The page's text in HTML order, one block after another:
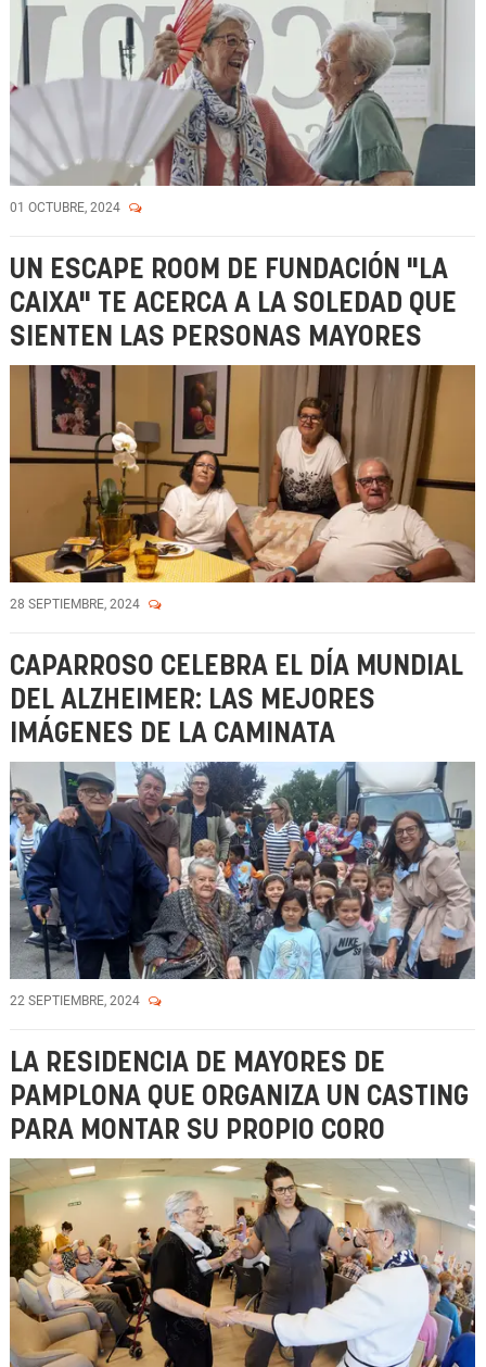
01 OCTUBRE, 2024
UN ESCAPE ROOM DE FUNDACIÓN "LA
CAIXA" TE ACERCA A LA SOLEDAD QUE
SIENTEN LAS PERSONAS MAYORES
28 SEPTIEMBRE, 2024
CAPARROSO CELEBRA EL DÍA MUNDIAL
DEL ALZHEIMER: LAS MEJORES
IMÁGENES DE LA CAMINATA
22 SEPTIEMBRE, 2024
LA RESIDENCIA DE MAYORES DE
PAMPLONA QUE ORGANIZA UN CASTING
PARA MONTAR SU PROPIO CORO